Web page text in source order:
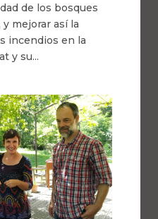
de los bosques
mejorar así la
incendios en la
y su...